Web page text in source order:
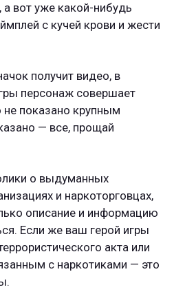
вот уже какой-нибудь
с кучей крови и жести
получит видео, в
персонаж совершает
не показано крупным
— все, прощай
о выдуманных
и наркоторговцах,
описание и информацию
Если же ваш герой игры
акта или
с наркотиками — это